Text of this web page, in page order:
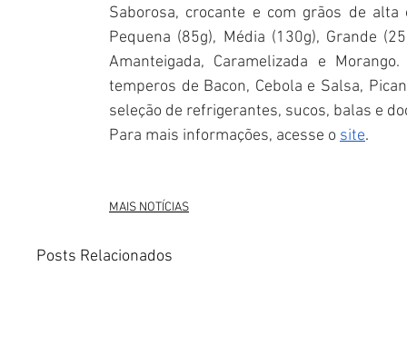
Saborosa, crocante e com grãos de
Pequena (85g), Média (130g), Grande
Amanteigada, Caramelizada e
temperos de Bacon, Cebola e Salsa,
seleção de refrigerantes, sucos, balas e
Para mais informações, acesse o site.
MAIS NOTÍCIAS
Posts Relacionados